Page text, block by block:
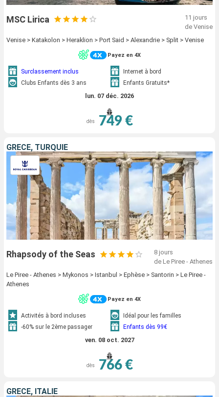
MSC Lirica
11 jours
de Venise
Venise > Katakolon > Heraklion > Port Said > Alexandrie > Split > Venise
Payez en 4X
Surclassement inclus
Internet à bord
Clubs Enfants dès 3 ans
Enfants Gratuits*
lun. 07 déc. 2026
dès 749 €
GRÈCE, TURQUIE
Rhapsody of the Seas
8 jours
de Le Piree - Athenes
Le Piree - Athenes > Mykonos > Istanbul > Ephèse > Santorin > Le Piree -
Athenes
Payez en 4X
Activités à bord incluses
Idéal pour les familles
-60% sur le 2ème passager
Enfants dès 99€
ven. 08 oct. 2027
dès 766 €
GRÈCE, ITALIE